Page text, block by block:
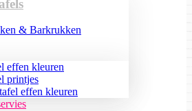
& Barkrukken
effen kleuren
printjes
effen kleuren